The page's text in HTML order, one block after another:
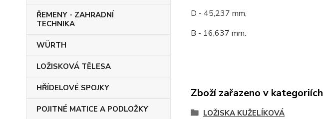
ŘEMENY - ZAHRADNÍ
TECHNIKA
WÜRTH
LOŽISKOVÁ TĚLESA
HŘÍDELOVÉ SPOJKY
POJITNÉ MATICE A PODLOŽKY
D - 45,237 mm,
B - 16,637 mm.
Zboží zařazeno v kategoriích
LOŽISKA KUŽELÍKOVÁ